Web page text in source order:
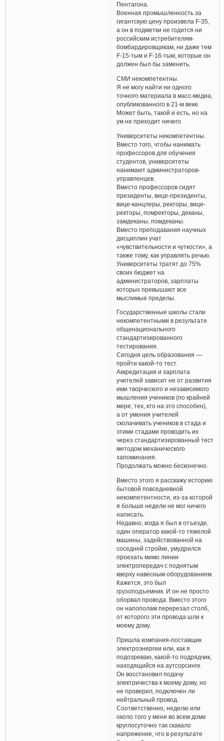
Пентагона.
Военная промышленность за
гигантскую цену произвела F-35,
а он в подметки не годится ни
российским истребителям-
бомбардировщикам, ни даже тем
F-15-тым и F-16-тым, которые он
должен был бы заменить.
СМИ некомпетентны.
Я не могу найти ни одного
точного материала в масс-медиа,
опубликованного в 21-м веке.
Может быть, такой и есть, но на
ум не приходит ничего.
Университеты некомпетентны.
Вместо того, чтобы нанимать
профессоров для обучения
студентов, университеты
нанимают администраторов-
управленцев.
Вместо профессоров сидят
президенты, вице-президенты,
вице-канцлеры, ректоры, вице-
ректоры, помректоры, деканы,
замдеканы, помдеканы.
Вместо преподавания научных
дисциплин учат
«чувствительности и чуткости», а
также тому, как управлять речью.
Университеты тратят до 75%
своих бюджет на
администраторов, зарплаты
которых превышают все
мыслимые пределы.
Государственные школы стали
некомпетентными в результате
общенационального
стандартизированного
тестирования.
Сегодня цель образования —
пройти какой-то тест.
Аккредитация и зарплата
учителей зависит не от развития
ими творческого и независимого
мышления учеников (по крайней
мере, тех, кто на это способен),
а от умения учителей
сколачивать учеников в стада и
этими стадами проводить их
через стандартизированный тест
методом механического
запоминания.
Продолжать можно бесконечно.
Вместо этого я расскажу историю
бытовой повседневной
некомпетентности, из-за которой
я больше недели не мог ничего
написать.
Недавно, когда я был в отъезде,
один оператор какой-то тяжелой
машины, задействованной на
соседней стройке, умудрился
проехать мимо линии
электропередач с поднятым
кверху навесным оборудованием.
Кажется, это был
грузоподъемник. И он не просто
оборвал провода. Вместо этого
он напополам перерезал столб,
от которого эти провода шли к
моему дому.
Пришла компания-поставщик
электроэнергии или, как я
подозреваю, какой-то подрядчик,
находящийся на аутсорсинге.
Он восстановил подачу
электричества к моему дому, но
не проверил, подключен ли
нейтральный провод.
Соответственно, неделю или
около того у меня во всем доме
круглосуточно так скакало
напряжение, что в результате